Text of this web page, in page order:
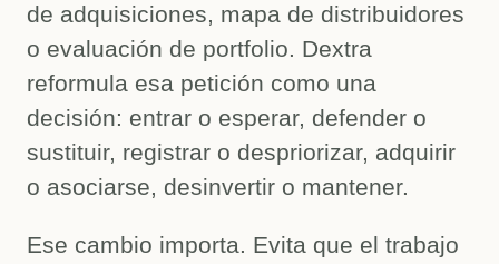
de adquisiciones, mapa de distribuidores
o evaluación de portfolio. Dextra
reformula esa petición como una
decisión: entrar o esperar, defender o
sustituir, registrar o despriorizar, adquirir
o asociarse, desinvertir o mantener.
Ese cambio importa. Evita que el trabajo